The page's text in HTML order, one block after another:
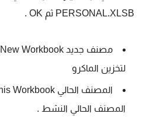
PERSONAL.XLSB ثم OK .
لتخزين الماكرو
المصنف الحالي النشط .